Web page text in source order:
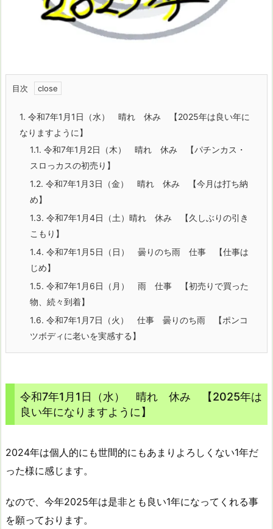
目次
1. 令和7年1月1日（水） 晴れ 休み 【2025年は良い年に
なりますように】
1.1. 令和7年1月2日（木） 晴れ 休み 【パチンカス・
スロっカスの初売り】
1.2. 令和7年1月3日（金） 晴れ 休み 【今月は打ち納
め】
1.3. 令和7年1月4日（土）晴れ 休み 【久しぶりの引き
こもり】
1.4. 令和7年1月5日（日） 曇りのち雨 仕事 【仕事は
じめ】
1.5. 令和7年1月6日（月） 雨 仕事 【初売りで買った
物、続々到着】
1.6. 令和7年1月7日（火） 仕事 曇りのち雨 【ポンコ
ツボディに老いを実感する】
令和7年1月1日（水） 晴れ 休み 【2025年は
良い年になりますように】
2024年は個人的にも世間的にもあまりよろしくない1年だ
った様に感じます。
なので、今年2025年は是非とも良い1年になってくれる事
を願っております。